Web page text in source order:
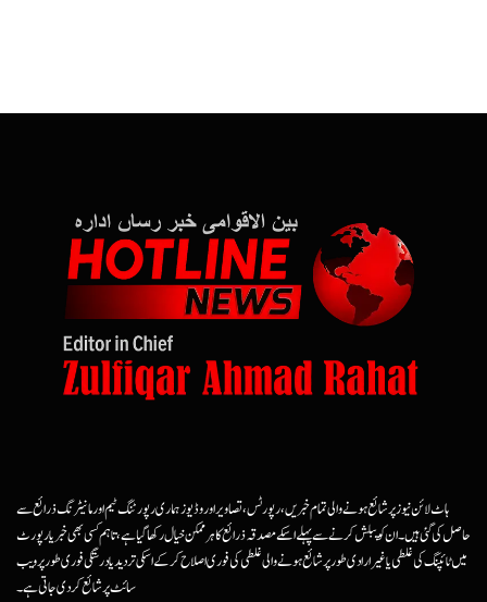
ہاٹ لائن نیوز پر شائع ہونے والی تمام خبریں، رپورٹس، تصاویر اور وڈیوز ہماری رپورٹنگ ٹیم اور مانیٹرنگ ذرائع سے
حاصل کی گئی ہیں۔ ان کو پبلش کرنے سے پہلے اسکے مصدقہ ذرائع کا ہرممکن خیال رکھا گیا ہے، تاہم کسی بھی خبر یا رپورٹ
میں ٹائپنگ کی غلطی یا غیرارادی طور پر شائع ہونے والی غلطی کی فوری اصلاح کرکے اسکی تردید یا درستگی فوری طور پر ویب
سائٹ پر شائع کردی جاتی ہے۔